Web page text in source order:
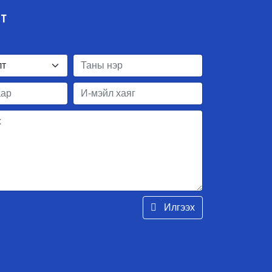
Илгээх